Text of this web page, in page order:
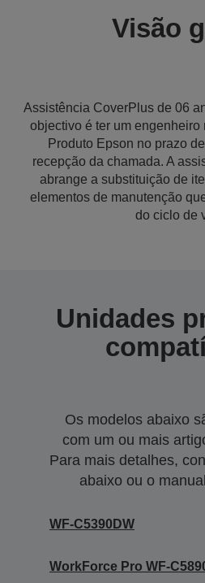
Visão
Assistência CoverPlus de 06
objectivo é ter um engenheiro
Produto Epson no prazo
recepção da chamada. A
abrange a substituição de
elementos de manutenção
do ciclo de
Unidades
Os modelos abaixo
com um ou mais
Para mais detalhes,
abaixo ou o
WF-C5390DW
WorkForce Pro WF-